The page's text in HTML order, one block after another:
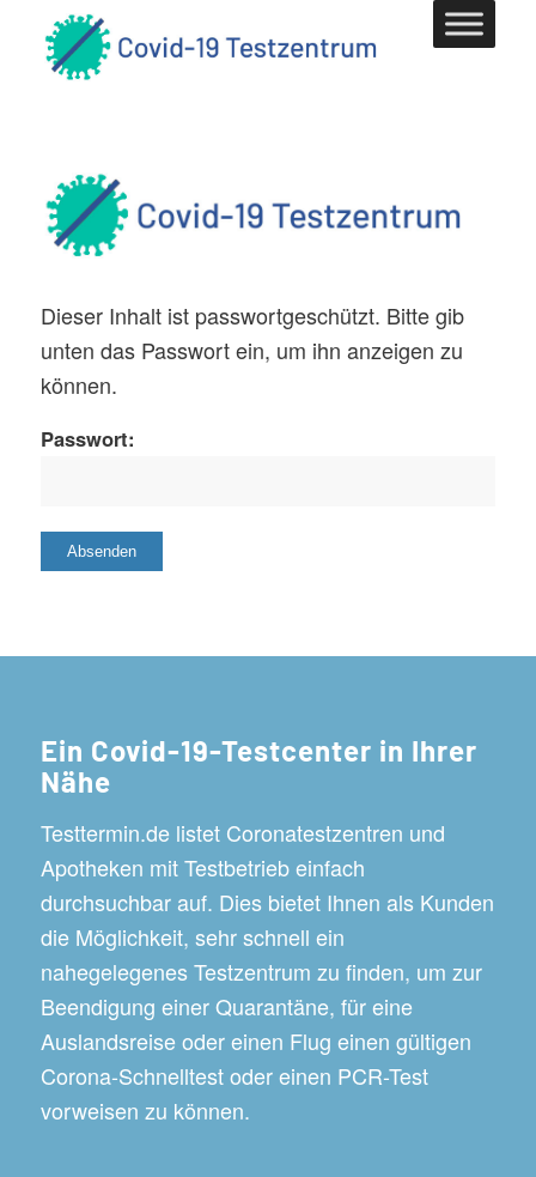
Dieser Inhalt ist passwortgeschützt. Bitte gib
unten das Passwort ein, um ihn anzeigen zu
können.
Passwort:
Ein Covid-19-Testcenter in Ihrer
Nähe
Testtermin.de listet Coronatestzentren und
Apotheken mit Testbetrieb einfach
durchsuchbar auf. Dies bietet Ihnen als Kunden
die Möglichkeit, sehr schnell ein
nahegelegenes Testzentrum zu finden, um zur
Beendigung einer Quarantäne, für eine
Auslandsreise oder einen Flug einen gültigen
Corona-Schnelltest oder einen PCR-Test
vorweisen zu können.